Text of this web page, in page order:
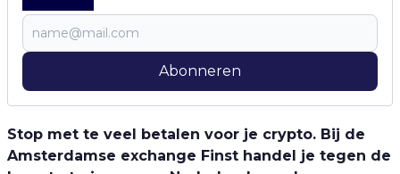
Abonneren
Stop met te veel betalen voor je crypto. Bij de
Amsterdamse exchange Finst handel je tegen de